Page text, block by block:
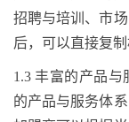
招聘与培训、市
后，可以直接复制
1.3丰富的产品与
的产品与服务体